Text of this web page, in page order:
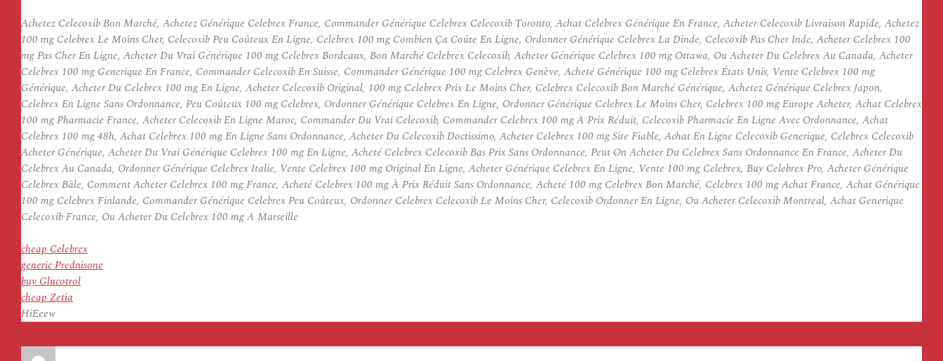
Achetez Celecoxib Bon Marché, Achetez Générique Celebrex France, Commander Générique Celebrex Celecoxib Toronto, Achat Celebrex Générique En France, Acheter Celecoxib Livraison Rapide, Achetez
100 mg Celebrex Le Moins Cher, Celecoxib Peu Coûteux En Ligne, Celebrex 100 mg Combien Ça Coûte En Ligne, Ordonner Générique Celebrex La Dinde, Celecoxib Pas Cher Inde, Acheter Celebrex 100
mg Pas Cher En Ligne, Acheter Du Vrai Générique 100 mg Celebrex Bordeaux, Bon Marché Celebrex Celecoxib, Acheter Générique Celebrex 100 mg Ottawa, Ou Acheter Du Celebrex Au Canada, Acheter
Celebrex 100 mg Generique En France, Commander Celecoxib En Suisse, Commander Générique 100 mg Celebrex Genève, Acheté Générique 100 mg Celebrex États Unis, Vente Celebrex 100 mg
Générique, Acheter Du Celebrex 100 mg En Ligne, Acheter Celecoxib Original, 100 mg Celebrex Prix Le Moins Cher, Celebrex Celecoxib Bon Marché Générique, Achetez Générique Celebrex Japon,
Celebrex En Ligne Sans Ordonnance, Peu Coûteux 100 mg Celebrex, Ordonner Générique Celebrex En Ligne, Ordonner Générique Celebrex Le Moins Cher, Celebrex 100 mg Europe Acheter, Achat Celebrex
100 mg Pharmacie France, Acheter Celecoxib En Ligne Maroc, Commander Du Vrai Celecoxib, Commander Celebrex 100 mg À Prix Réduit, Celecoxib Pharmacie En Ligne Avec Ordonnance, Achat
Celebrex 100 mg 48h, Achat Celebrex 100 mg En Ligne Sans Ordonnance, Acheter Du Celecoxib Doctissimo, Acheter Celebrex 100 mg Site Fiable, Achat En Ligne Celecoxib Generique, Celebrex Celecoxib
Acheter Générique, Acheter Du Vrai Générique Celebrex 100 mg En Ligne, Acheté Celebrex Celecoxib Bas Prix Sans Ordonnance, Peut On Acheter Du Celebrex Sans Ordonnance En France, Acheter Du
Celebrex Au Canada, Ordonner Générique Celebrex Italie, Vente Celebrex 100 mg Original En Ligne, Acheter Générique Celebrex En Ligne, Vente 100 mg Celebrex, Buy Celebrex Pro, Acheter Générique
Celebrex Bâle, Comment Acheter Celebrex 100 mg France, Acheté Celebrex 100 mg À Prix Réduit Sans Ordonnance, Acheté 100 mg Celebrex Bon Marché, Celebrex 100 mg Achat France, Achat Générique
100 mg Celebrex Finlande, Commander Générique Celebrex Peu Coûteux, Ordonner Celebrex Celecoxib Le Moins Cher, Celecoxib Ordonner En Ligne, Ou Acheter Celecoxib Montreal, Achat Generique
Celecoxib France, Ou Acheter Du Celebrex 100 mg A Marseille
cheap Celebrex
generic Prednisone
buy Glucotrol
cheap Zetia
HiEeew